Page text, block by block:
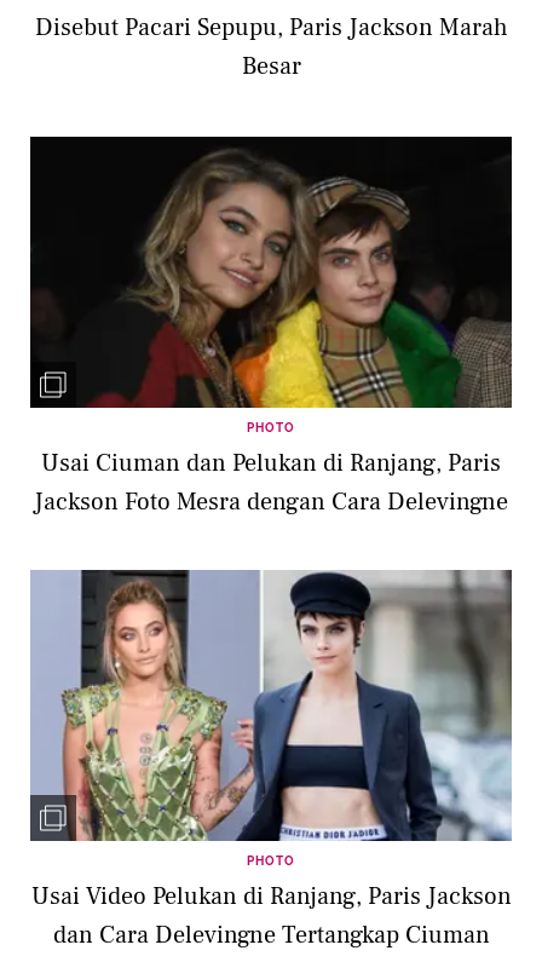
Disebut Pacari Sepupu, Paris Jackson Marah
Besar
PHOTO
Usai Ciuman dan Pelukan di Ranjang, Paris
Jackson Foto Mesra dengan Cara Delevingne
PHOTO
Usai Video Pelukan di Ranjang, Paris Jackson
dan Cara Delevingne Tertangkap Ciuman